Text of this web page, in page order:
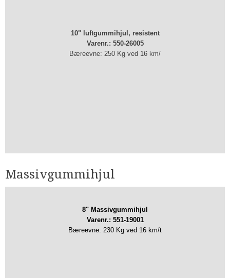
10" luftgummihjul, resistent
Varenr.: 550-26005
Bæreevne: 250 Kg ved 16 km/
Massivgummihjul​
8" Massivgummihjul
Varenr.: 551-19001
Bæreevne: 230 Kg ved 16 km/t